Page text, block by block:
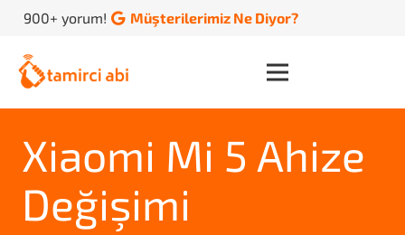
900+ yorum! Müşterilerimiz Ne Diyor?
Xiaomi Mi 5 Ahize
Değişimi